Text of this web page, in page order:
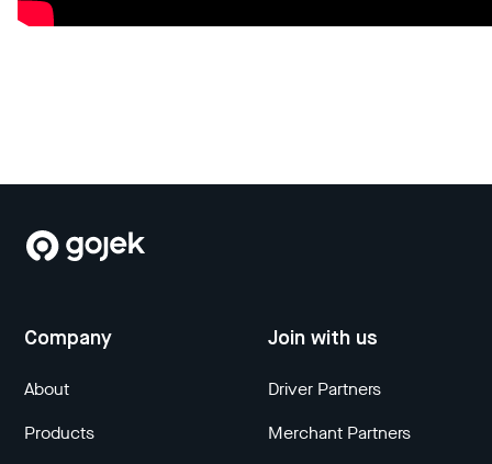
Company
About
Products
Join with us
Driver Partners
Merchant Partners